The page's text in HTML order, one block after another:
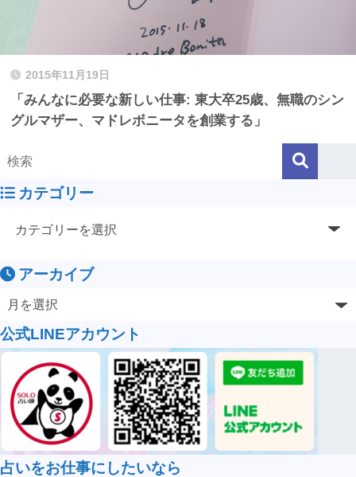
2015年11月19日
「みんなに必要な新しい仕事: 東大卒25歳、無職のシン
グルマザー、マドレボニータを創業する」
カテゴリー
アーカイブ
公式LINEアカウント
占いをお仕事にしたいなら